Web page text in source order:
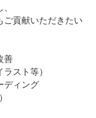
ご貢献いただきたい
善
スト等）
ディング